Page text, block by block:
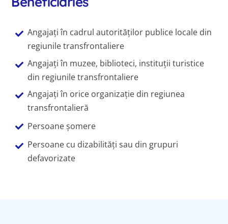
Angajați în cadrul autorităților publice locale din
regiunile transfrontaliere
Angajați în muzee, biblioteci, instituții turistice
din regiunile transfrontaliere
Angajați în orice organizație din regiunea
transfrontalieră
Persoane șomere
Persoane cu dizabilități sau din grupuri
defavorizate